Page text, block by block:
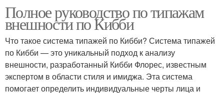
Полное руководство по типажам
внешности по Кибби
Что такое система типажей по Кибби? Система типажей
по Кибби — это уникальный подход к анализу
внешности, разработанный Кибби Флорес, известным
экспертом в области стиля и имиджа. Эта система
помогает определить индивидуальные черты лица и